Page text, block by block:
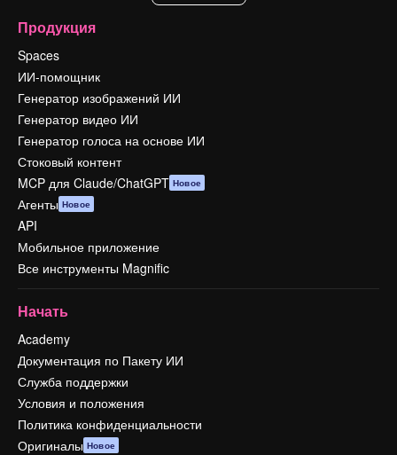
Продукция
Spaces
ИИ-помощник
Генератор изображений ИИ
Генератор видео ИИ
Генератор голоса на основе ИИ
Стоковый контент
MCP для Claude/ChatGPT Новое
Агенты Новое
API
Мобильное приложение
Все инструменты Magnific
Начать
Academy
Документация по Пакету ИИ
Служба поддержки
Условия и положения
Политика конфиденциальности
Оригиналы Новое